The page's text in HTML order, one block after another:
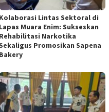
Kolaborasi Lintas Sektoral di
Lapas Muara Enim: Sukseskan
Rehabilitasi Narkotika
Promosikan Sapena
Bakery